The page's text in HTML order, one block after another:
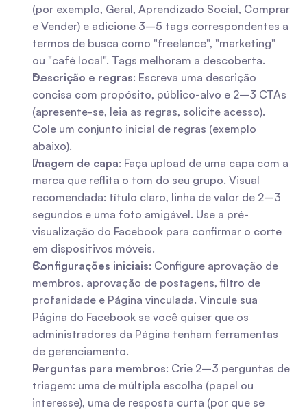
(por exemplo, Geral, Aprendizado Social, Comprar
e Vender) e adicione 3–5 tags correspondentes a
termos de busca como "freelance", "marketing"
ou "café local". Tags melhoram a descoberta.
Descrição e regras: Escreva uma descrição
concisa com propósito, público-alvo e 2–3 CTAs
(apresente-se, leia as regras, solicite acesso).
Cole um conjunto inicial de regras (exemplo
abaixo).
Imagem de capa: Faça upload de uma capa com a
marca que reflita o tom do seu grupo. Visual
recomendada: título claro, linha de valor de 2–3
segundos e uma foto amigável. Use a pré-
visualização do Facebook para confirmar o corte
em dispositivos móveis.
Configurações iniciais: Configure aprovação de
membros, aprovação de postagens, filtro de
profanidade e Página vinculada. Vincule sua
Página do Facebook se você quiser que os
administradores da Página tenham ferramentas
de gerenciamento.
Perguntas para membros: Crie 2–3 perguntas de
triagem: uma de múltipla escolha (papel ou
interesse), uma de resposta curta (por que se